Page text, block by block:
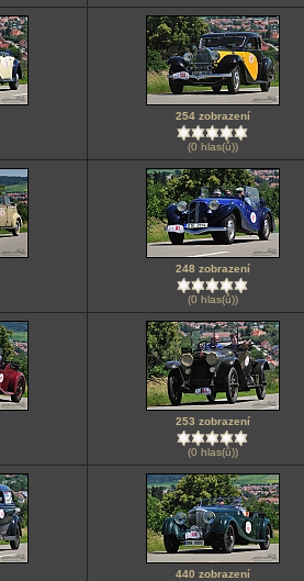
254 zobrazení
(0 hlas(ů))
248 zobrazení
(0 hlas(ů))
253 zobrazení
(0 hlas(ů))
440 zobrazení